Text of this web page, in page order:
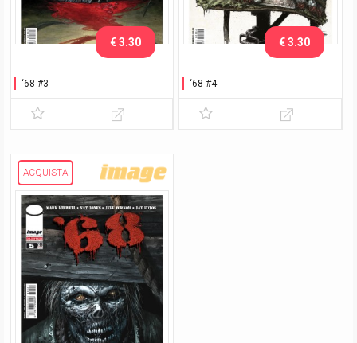
‘68 #3
€ 3.30
‘68 #4
€ 3.30
ACQUISTA